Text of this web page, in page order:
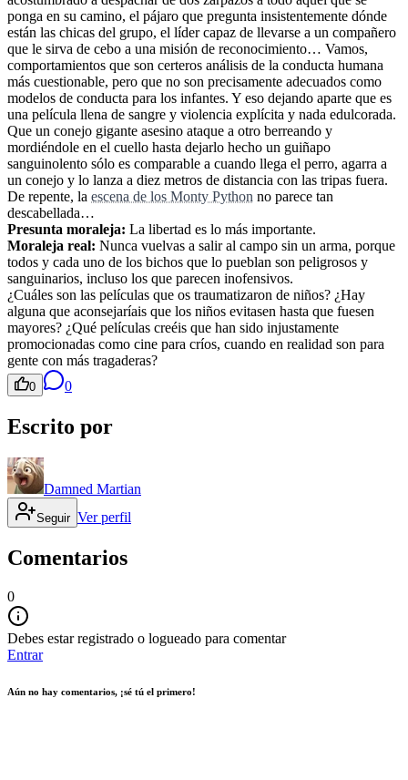
ponga en su camino, el pájaro que pregunta insistentemente dónde
están las chicas del grupo, el líder capaz de llevarse a un compañero
que le sirva de cebo a una misión de reconocimiento… Vamos,
comportamientos que son certeros análisis de la conducta humana
más cuestionable, pero que no son precisamente adecuados como
modelos de conducta para los infantes. Y eso dejando aparte que es
una película llena de sangre y violencia explícita y nada edulcorada.
Que un conejo gigante asesino ataque a otro berreando y
mordiéndole en el cuello hasta dejarlo hecho un guiñapo
sanguinolento sólo es comparable a cuando llega el perro, agarra a
un conejo y lo lanza a diez metros de distancia con las tripas fuera.
De repente, la escena de los Monty Python no parece tan
descabellada…
Presunta moraleja: La libertad es lo más importante.
Moraleja real: Nunca vuelvas a salir al campo sin un arma, porque
todos y cada uno de los bichos que lo pueblan son peligrosos y
sanguinarios, incluso los que parecen inofensivos.
¿Cuáles son las películas que os traumatizaron de niños? ¿Hay
alguna que aconsejaríais que los niños evitasen hasta que fuesen
mayores? ¿Qué películas creéis que han sido injustamente
promocionadas como cine para críos, cuando en realidad son para
gente con más tragaderas?
0 0
Escrito por
Damned Martian
Seguir Ver perfil
Comentarios
0
Debes estar registrado o logueado para comentar
Entrar
Aún no hay comentarios, ¡sé tú el primero!